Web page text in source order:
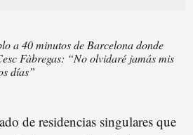
a 40 minutos de Barcelona donde
Fàbregas: “No olvidaré jamás mis
días”
de residencias singulares que